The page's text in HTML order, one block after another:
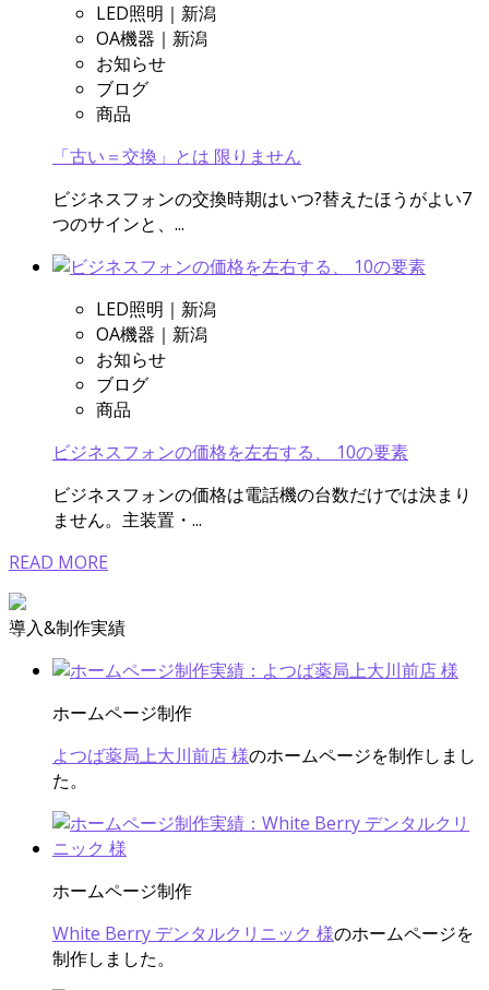
LED照明｜新潟
OA機器｜新潟
お知らせ
ブログ
商品
「古い＝交換」とは 限りません
ビジネスフォンの交換時期はいつ?替えたほうがよい7
つのサインと、...
LED照明｜新潟
OA機器｜新潟
お知らせ
ブログ
商品
ビジネスフォンの価格を左右する、 10の要素
ビジネスフォンの価格は電話機の台数だけでは決まり
ません。主装置・...
READ MORE
導入&制作実績
ホームページ制作
よつば薬局上大川前店 様のホームページを制作しまし
た。
ホームページ制作
White Berry デンタルクリニック 様のホームページを
制作しました。